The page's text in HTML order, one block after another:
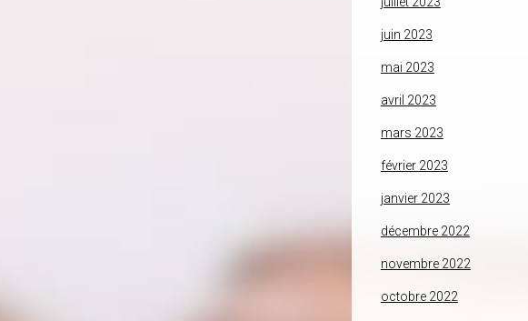
juin 2023
mai 2023
avril 2023
mars 2023
février 2023
janvier 2023
décembre 2022
novembre 2022
octobre 2022